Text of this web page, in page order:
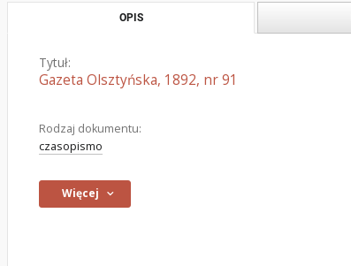
OPIS
Tytuł:
Gazeta Olsztyńska, 1892, nr 91
Rodzaj dokumentu:
czasopismo
Więcej